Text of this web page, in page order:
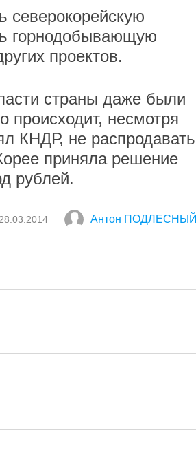
северокорейскую
горнодобывающую
проектов.
страны даже были
происходит, несмотря
КНДР, не распродавать
приняла решение
рублей.
Антон ПОДЛЕСНЫЙ